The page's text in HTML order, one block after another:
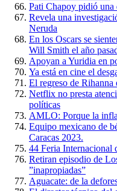
Pati Chapoy pidió una
Revela una
Neruda
En los Oscars se
Will Smith el año
Apoyan a Yuridia en
Ya está en cine el
El regreso de
Netflix no presta
políticas
AMLO: Porque la
Equipo mexicano de
Caracas 2023.
44 Feria Internacional
Retiran episodio de
”inapropiadas”
Aguacate: de la